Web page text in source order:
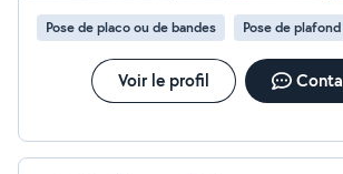
Pose de placo ou de bandes Pose de plafond
Voir le profil